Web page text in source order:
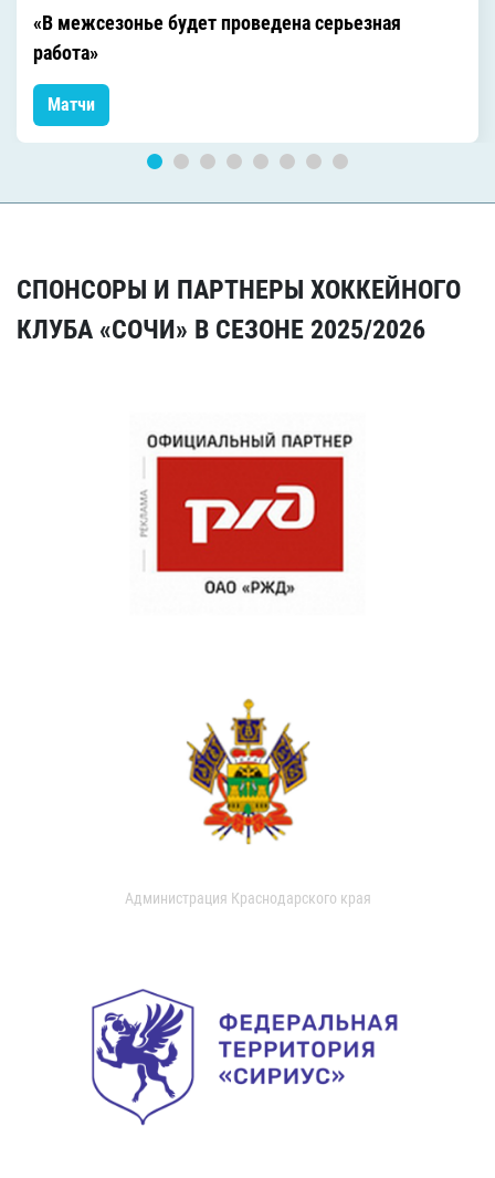
«В межсезонье будет проведена серьезная
работа»
Матчи
СПОНСОРЫ И ПАРТНЕРЫ ХОККЕЙНОГО
КЛУБА «СОЧИ» В СЕЗОНЕ 2025/2026
Администрация Краснодарского края